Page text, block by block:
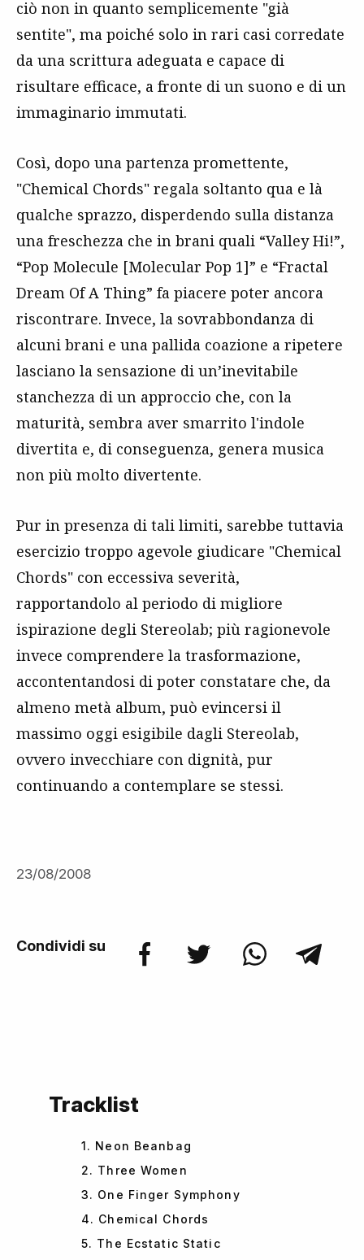
ciò non in quanto semplicemente "già
sentite", ma poiché solo in rari casi corredate
da una scrittura adeguata e capace di
risultare efficace, a fronte di un suono e di un
immaginario immutati.
Così, dopo una partenza promettente,
"Chemical Chords" regala soltanto qua e là
qualche sprazzo, disperdendo sulla distanza
una freschezza che in brani quali “Valley Hi!”,
“Pop Molecule [Molecular Pop 1]” e “Fractal
Dream Of A Thing” fa piacere poter ancora
riscontrare. Invece, la sovrabbondanza di
alcuni brani e una pallida coazione a ripetere
lasciano la sensazione di un’inevitabile
stanchezza di un approccio che, con la
maturità, sembra aver smarrito l'indole
divertita e, di conseguenza, genera musica
non più molto divertente.
Pur in presenza di tali limiti, sarebbe tuttavia
esercizio troppo agevole giudicare "Chemical
Chords" con eccessiva severità,
rapportandolo al periodo di migliore
ispirazione degli Stereolab; più ragionevole
invece comprendere la trasformazione,
accontentandosi di poter constatare che, da
almeno metà album, può evincersi il
massimo oggi esigibile dagli Stereolab,
ovvero invecchiare con dignità, pur
continuando a contemplare se stessi.
23/08/2008
Condividi su
Tracklist
1. Neon Beanbag
2. Three Women
3. One Finger Symphony
4. Chemical Chords
5. The Ecstatic Static